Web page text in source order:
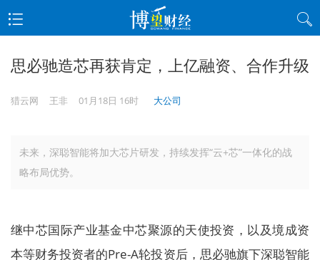
思必驰造芯再获肯定，上亿融资、合作升级
猎云网 王非 01月18日 16时 大公司
未来，深聪智能将加大芯片研发，持续发挥“云+芯”一体化的战
略布局优势。
继中芯国际产业基金中芯聚源的天使投资，以及境成资
本等财务投资者的Pre-A轮投资后，思必驰旗下深聪智能